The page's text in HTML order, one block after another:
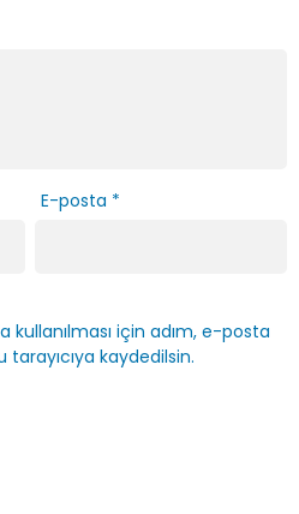
E-posta *
kullanılması için adım, e-posta
kaydedilsin.